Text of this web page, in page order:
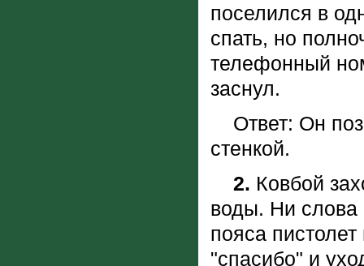
поселился в
спать, но
телефонный
заснул.
Ответ: Он
стенкой.
2. Ковбой
воды. Ни слова
пояса
"спасибо" и